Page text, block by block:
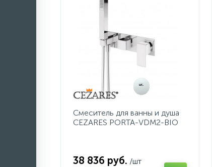
Смеситель для ванны и душа
CEZARES PORTA-VDM2-BIO
38 836 руб. /шт